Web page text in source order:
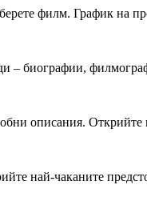
филм. График на
– биографии,
описания.
най-чаканите